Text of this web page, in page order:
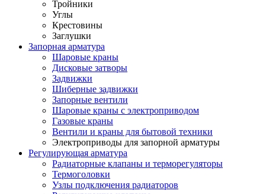
Тройники
Углы
Крестовины
Заглушки
Запорная арматура
Шаровые краны
Дисковые затворы
Задвижки
Шиберные задвижки
Запорные вентили
Шаровые краны с электроприводом
Газовые краны
Вентили и краны для бытовой техники
Электроприводы для запорной арматуры
Регулирующая арматура
Радиаторные клапаны и терморегуляторы
Термоголовки
Узлы подключения радиаторов